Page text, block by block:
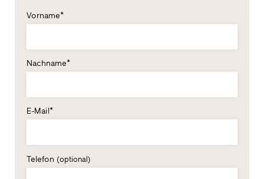
Vorname*
Nachname*
E-Mail*
Telefon (optional)